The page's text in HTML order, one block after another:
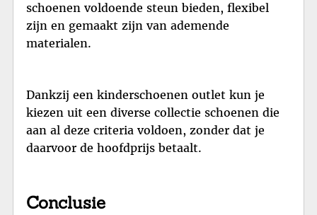
schoenen voldoende steun bieden, flexibel
zijn en gemaakt zijn van ademende
materialen.
Dankzij een kinderschoenen outlet kun je
kiezen uit een diverse collectie schoenen die
aan al deze criteria voldoen, zonder dat je
daarvoor de hoofdprijs betaalt.
Conclusie